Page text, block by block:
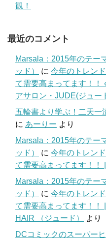
観！
最近のコメント
Marsala：2015年のテー
ッド）
に 今年のトレン
て需要高まってます！！
アサロン・JUDE(ジュー
五輪書より学ぶ！二天一
に あーりー より
Marsala：2015年のテー
ッド）
に 今年のトレン
て需要高まってます！！
Marsala：2015年のテー
ッド）
に 今年のトレン
て需要高まってます！
HAIR （ジュード）
より
DCコミックのスーパー